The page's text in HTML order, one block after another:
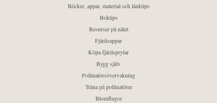
Böcker, appar, material och länktips
Boktips
Resurser på nätet
Fjärilsappar
Köpa fjärilsprylar
Bygg själv
Pollinatörsövervakning
Träna på pollinatörer
Blomflugor